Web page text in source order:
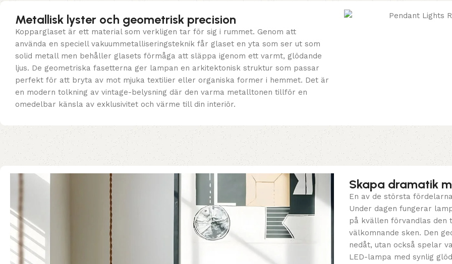
Metallisk lyster och geometrisk precision
Kopparglaset är ett material som verkligen tar för sig i rummet. Genom att
använda en speciell vakuummetalliseringsteknik får glaset en yta som ser ut som
solid metall men behåller glasets förmåga att släppa igenom ett varmt, glödande
ljus. De geometriska fasetterna ger lampan en arkitektonisk struktur som passar
perfekt för att bryta av mot mjuka textilier eller organiska former i hemmet. Det är
en modern tolkning av vintage-belysning där den varma metalltonen tillför en
omedelbar känsla av exklusivitet och värme till din interiör.
Skapa dramatik
En av de största
Under dagen fungerar
på kvällen förvandlas den
välkomnande sken. Den
nedåt, utan också spelar
LED-lampa med synlig